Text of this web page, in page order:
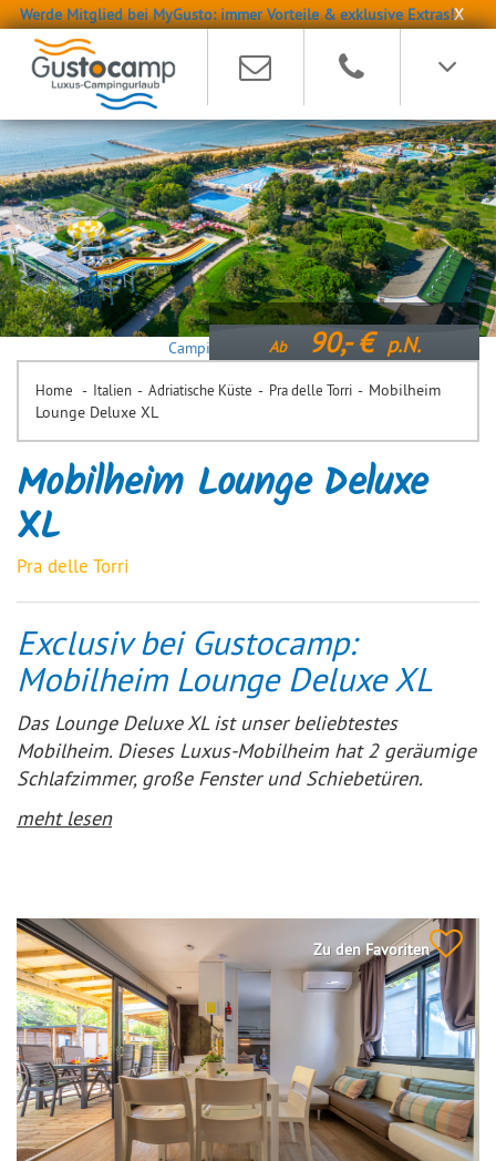
Werde Mitglied bei MyGusto: immer Vorteile & exklusive Extras!X
Camping Pra delle Torri
Home - Italien - Adriatische Küste - Pra delle Torri - Mobilheim
Lounge Deluxe XL
Mobilheim Lounge Deluxe
XL
Pra delle Torri
Ab 90,- p.N.
Exclusiv bei Gustocamp:
Mobilheim Lounge Deluxe XL
Das Lounge Deluxe XL ist unser beliebtestes
Mobilheim. Dieses Luxus-Mobilheim hat 2 geräumige
Schlafzimmer, große Fenster und Schiebetüren.
Außerdem verfügt es über ein geräumiges
Wohnzimmer und eine moderne offene Küche mit 4-
Küche aus haben Sie Zugang zur Lounge-Terrasse.
Das Mobilheim verfügt über eine Klimaanlage und
eine große Holzterrasse mit luxuriösem Lounge-Set
und Überdachung, so dass Sie immer im Freien
genießen können.
meht lesen
Zu den Favoriten